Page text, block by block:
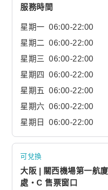
服務時間
星期一 06:00-22:00
星期二 06:00-22:00
星期三
06:00-22:00
星期四
06:00-22:00
星期五
06:00-22:00
星期六 06:00-22:00
星期日
06:00-22:00
可兌換
大阪 | 關西機場第一航
處・C 售票窗口